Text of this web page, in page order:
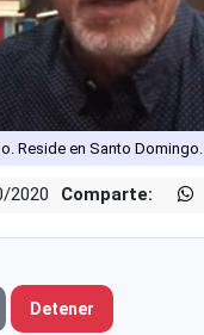
Reside en Santo Domingo.
2020 Comparte:
Detener